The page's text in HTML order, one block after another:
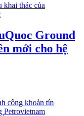
Ground
mới cho hệ